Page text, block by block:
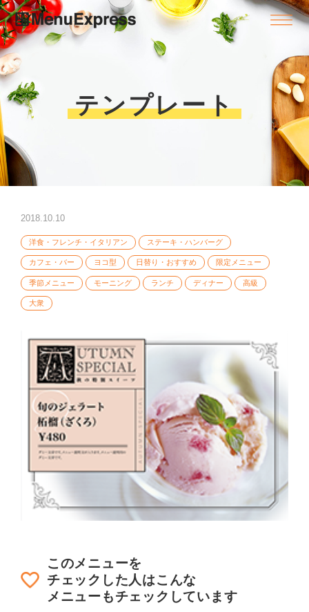
テンプレート
2018.10.10
洋食・フレンチ・イタリアン ステーキ・ハンバーグ
カフェ・バー ヨコ型 日替り・おすすめ 限定メニュー
季節メニュー モーニング ランチ ディナー 高級
大衆
このメニューを
チェックした人はこんな
メニューもチェックしています